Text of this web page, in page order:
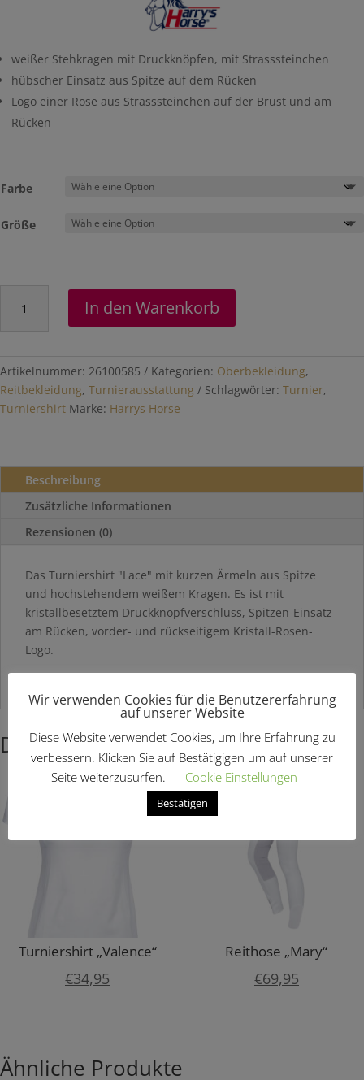
weißer Stehkragen mit Druckknöpfen, mit Strasssteinchen
hübscher Einsatz aus Spitze auf dem Rücken
Logo einer Rose aus Strasssteinchen auf der Brust und am
Rücken
Farbe
Größe
"Lace"
In den Warenkorb
Artikelnummer: 26100585 Kategorien: Oberbekleidung,
Reitbekleidung, Turnierausstattung Schlagwörter: Turnier,
Turniershirt Marke: Harrys Horse
Beschreibung
Zusätzliche Informationen
Rezensionen (0)
Das Turniershirt "Lace" mit kurzen Ärmeln aus Spitze
und hochstehendem weißem Kragen. Es ist mit
kristallbesetztem Druckknopfverschluss, Spitzen-Einsatz
am Rücken, vorder- und rückseitigem Kristall-Rosen-
Logo.
Das könnte dir auch gefallen …
Turniershirt „Valence“
€34,95
Reithose „Mary“
€69,95
Ähnliche Produkte
Wir verwenden Cookies für die Benutzererfahrung
auf unserer Website
Diese Website verwendet Cookies, um Ihre Erfahrung zu
verbessern. Klicken Sie auf Bestätigigen um auf unserer
Seite weiterzusurfen.
Cookie Einstellungen
Bestätigen